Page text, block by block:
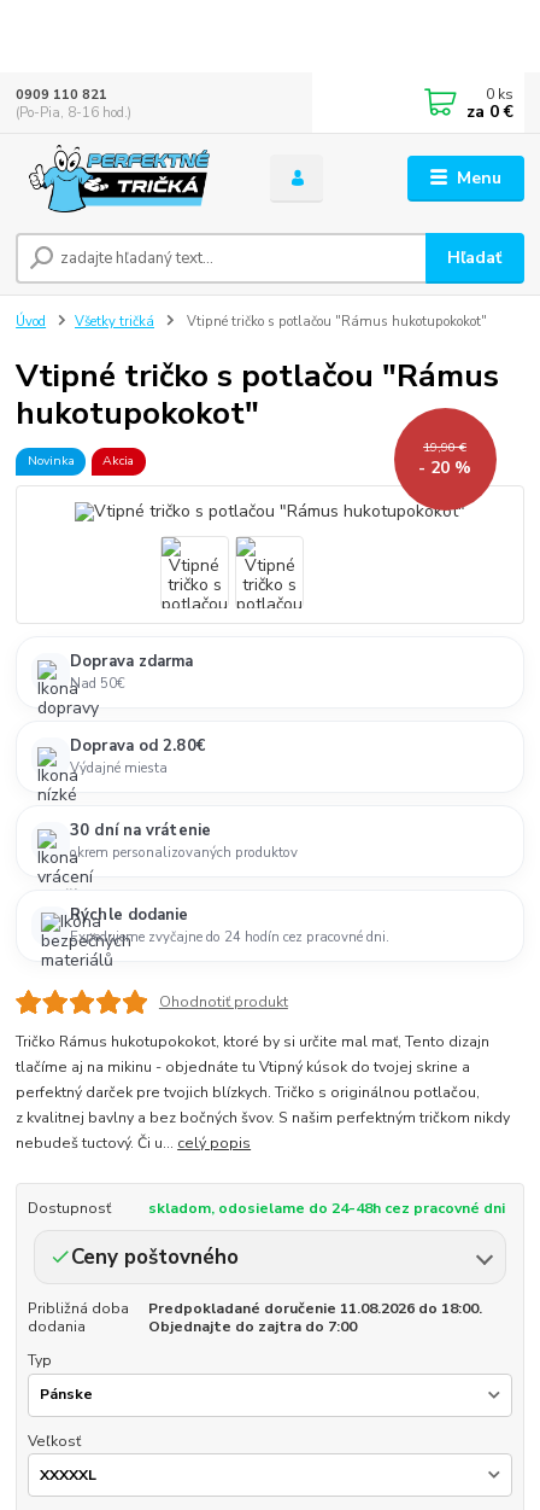
Menu
Hľadať
0909 110 821
(Po-Pia, 8-16 hod.)
0 ks
za 0 €
Úvod Všetky tričká Vtipné tričko s potlačou "Rámus hukotupokokot"
Vtipné tričko s potlačou "Rámus
hukotupokokot"
Novinka Akcia
19,90 €
- 20 %
Doprava zdarma
Nad 50€
Doprava od 2.80€
Výdajné miesta
30 dní na vrátenie
okrem personalizovaných produktov
Rýchle dodanie
Expedujeme zvyčajne do 24 hodín cez pracovné dni.
Ohodnotiť produkt
Tričko Rámus hukotupokokot, ktoré by si určite mal mať, Tento dizajn
tlačíme aj na mikinu - objednáte tu Vtipný kúsok do tvojej skrine a
perfektný darček pre tvojich blízkych. Tričko s originálnou potlačou,
z kvalitnej bavlny a bez bočných švov. S našim perfektným tričkom nikdy
nebudeš tuctový. Či u... celý popis
Dostupnosť skladom, odosielame do 24-48h cez pracovné dni
Ceny poštovného
Približná doba
dodania
Predpokladané doručenie 11.08.2026 do 18:00.
Objednajte do zajtra do 7:00
Typ
Veľkosť